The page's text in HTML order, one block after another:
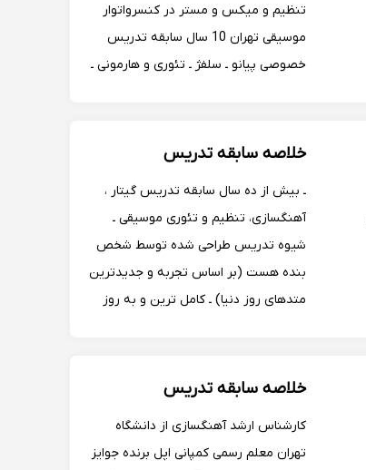
تنظیم و میکس و مستر در کنسرواتوار
موسیقی تهران 10 سال سابقه تدریس
خصوصی پیانو ـ سلفژ ـ تئوری و هارمونی ـ
خلاصه سابقه تدریس
ـ بیش از ده سال سابقه تدریس گیتار ،
آهنگسازی، تنظیم و تئوری موسیقی ـ
شیوه تدریس طراحی شده توسط شخص
بنده هست (بر اساس تجربه و جدیدترین
متدهای روز دنیا) ـ کامل ترین و به روز
خلاصه سابقه تدریس
کارشناس ارشد آهنگسازی از دانشگاه
تهران معلم رسمی کمپانی اپل برنده جوایز